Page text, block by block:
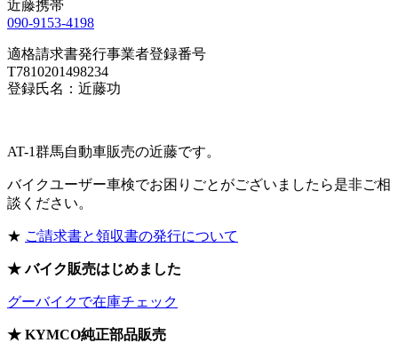
近藤携帯
090-9153-4198
適格請求書発行事業者登録番号
T7810201498234
登録氏名：近藤功
AT-1群馬自動車販売の近藤です。
バイクユーザー車検でお困りごとがございましたら是非ご相
談ください。
★ ご請求書と領収書の発行について
★ バイク販売はじめました
グーバイクで在庫チェック
★ KYMCO純正部品販売